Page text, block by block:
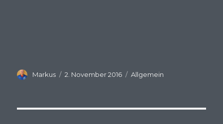
Autor
Markus
Veröffentlicht
2. November 2016 Kategorien
Allgemein